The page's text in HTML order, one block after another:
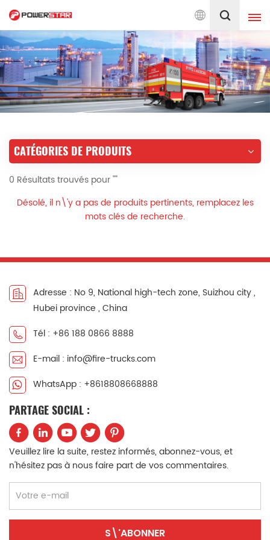
de pompiers depuis 1990 Français
English français
Deutsch русский
português
العربية
한국의 Türkçe
Tiếng Việt Indonesia
中文 қазақ
CATÉGORIES DE PRODUITS
0 Résultats trouvés pour ""
Désolé, il n\'y a pas de produits pertinents, remplacez les
mots clés de recherche.
Adresse : No 9, National high-tech zone, Suizhou city ,
Hubei province , China
Tél : +86 188 0866 8888
E-mail : info@fire-trucks.com
WhatsApp : +8618808668888
PARTAGE SOCIAL :
Veuillez lire la suite, restez informés, abonnez-vous, et
n'hésitez pas à nous faire part de vos commentaires.